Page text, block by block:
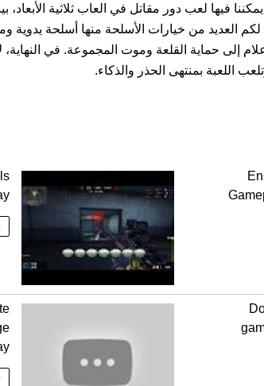
فيها لعب دور مقاتل في العاب ثلاثية
العديد من خيارات الأسلحة منها أسلحة يدوية
حماية القلعة وموت المجموعة. في النهاية،
اللعبة بمنتهى الحذر والذكاء.